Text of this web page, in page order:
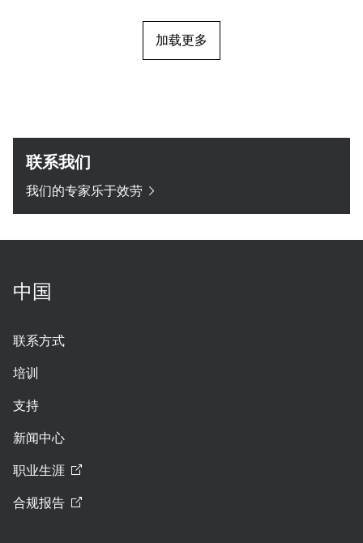
加载更多
联系我们
我们的专家乐于效劳
中国
联系方式
培训
支持
新闻中心
职业生涯
合规报告